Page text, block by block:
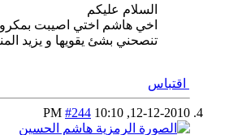
السلام عليكم
تنصحني بشئ يقويها و يزيد
اقتباس
12-12-2010,
10:10 PM
#244